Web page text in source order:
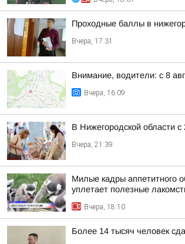
Проходные баллы в
Вчера, 17:31
Внимание, водители: с 8
Вчера, 16:09
В Нижегородской области
Вчера, 21:39
Милые кадры аппетитного
уплетает полезные
Вчера, 18:10
Более 14 тысяч человек